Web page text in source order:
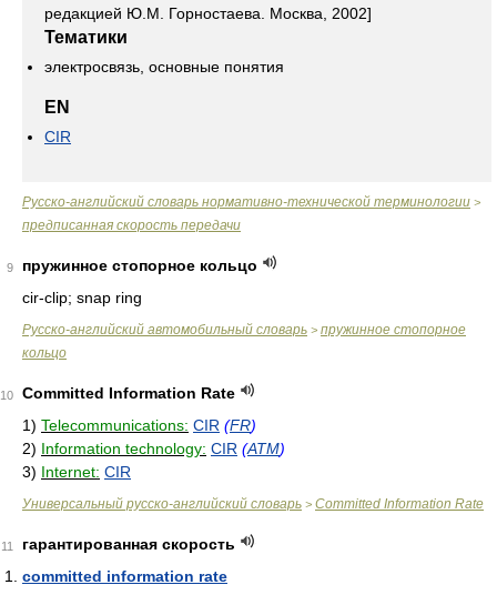
редакцией Ю.М. Горностаева. Москва, 2002]
Тематики
электросвязь, основные понятия
EN
CIR
Русско-английский словарь нормативно-технической терминологии >
предписанная скорость передачи
9
пружинное стопорное кольцо
cir-clip; snap ring
Русско-английский автомобильный словарь > пружинное стопорное
кольцо
10
Committed Information Rate
1) Telecommunications: CIR (FR)
2) Information technology: CIR (ATM)
3) Internet: CIR
Универсальный русско-английский словарь > Committed Information Rate
11
гарантированная скорость
committed information rate